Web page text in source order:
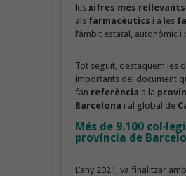
les xifres més rellevants
als farmacèutics i a les
l’àmbit estatal, autonòmic i
Tot seguit, destaquem les
importants del document
fan referència a la
Barcelona i al global de
Més de 9.100
província de
L’any 2021, va finalitzar